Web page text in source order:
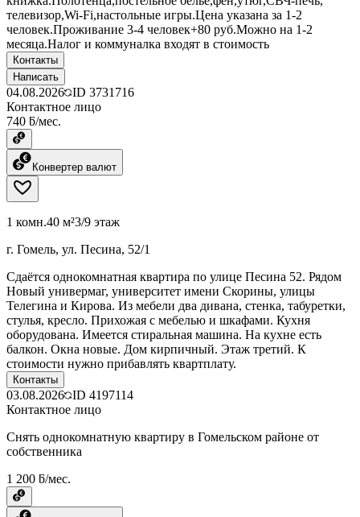
телевизор,Wi-Fi,настольные игры.Цена указана за 1-2
человек.Проживание 3-4 человек+80 руб.Можно на 1-2
месяца.Налог и коммуналка входят в стоимость
Контакты
Написать
04.08.2026 ID 3731716
Контактное лицо
740 ƃ/мес.
Конвертер валют
1 комн.40 м²3/9 этаж
г. Гомель, ул. Песина, 52/1
Сдаётся однокомнатная квартира по улице Песина 52. Рядом
Новый универмаг, университет имени Скорины, улицы
Телегина и Кирова. Из мебели два дивана, стенка, табуретки,
стулья, кресло. Прихожая с мебелью и шкафами. Кухня
оборудована. Имеется стиральная машина. На кухне есть
балкон. Окна новые. Дом кирпичный. Этаж третий. К
стоимости нужно прибавлять квартплату.
Контакты
03.08.2026 ID 4197114
Контактное лицо
Снять однокомнатную квартиру в Гомельском районе от
собственника
1 200 ƃ/мес.